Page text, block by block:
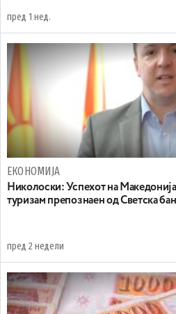
пред 1 нед.
ЕКОНОМИЈА
Николоски: Успехот на
туризам препознаен од Светска
пред 2 недели